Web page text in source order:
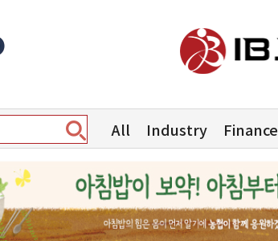
All Industry Finance